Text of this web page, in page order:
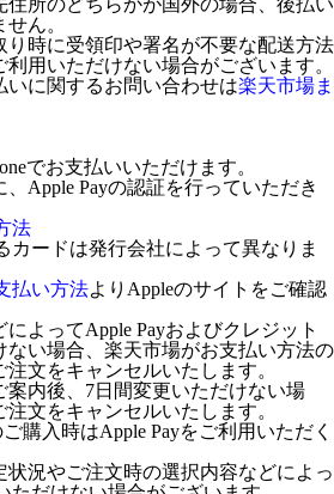
所のどちらかが国外の場合、後払い
ん。
時に受領印や署名が不要な配送方法
用いただけない場合がございます。
に関するお問い合わせは楽天市場ま
でお支払いいただけます。
Apple Payの認証を行っていただき
法
カードは発行会社によって異なりま
払い方法よりAppleのサイトをご確認
よってApple Payおよびクレジット
ない場合、楽天市場がお支払い方法の
文をキャンセルいたします。
案内後、7日間変更いただけない場
文をキャンセルいたします。
購入時はApple Payをご利用いただく
状況やご注文時の選択内容などによっ